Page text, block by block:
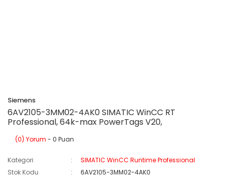
Siemens
6AV2105-3MM02-4AK0 SIMATIC WinCC RT
Professional, 64k-max PowerTags V20,
(0) Yorum - 0 Puan
Kategori
SIMATIC WinCC Runtime Professional
Stok Kodu
6AV2105-3MM02-4AK0